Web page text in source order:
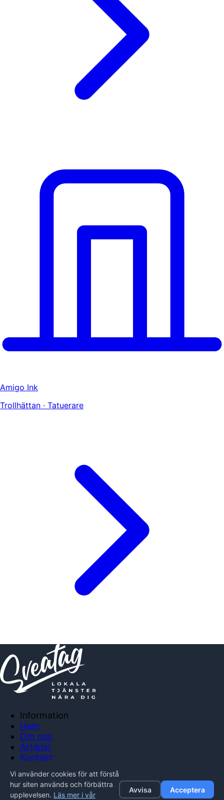
Amigo Ink
Trollhättan · Tatuerare
Information
Hem
Om oss
Artiklar
Kontakt
Integritetspolicy
Vi använder cookies för att förstå
hur siten används och förbättra
upplevelsen. Läs mer i vår
Avvisa Acceptera